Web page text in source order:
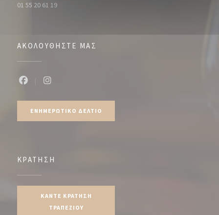
01 55 20 61 19
ΑΚΟΛΟΥΘΉΣΤΕ ΜΑΣ
ΕΝΗΜΕΡΩΤΙΚΌ ΔΕΛΤΊΟ
ΚΡΆΤΗΣΗ
ΚΆΝΤΕ ΚΡΆΤΗΣΗ
ΤΡΑΠΕΖΙΟΎ